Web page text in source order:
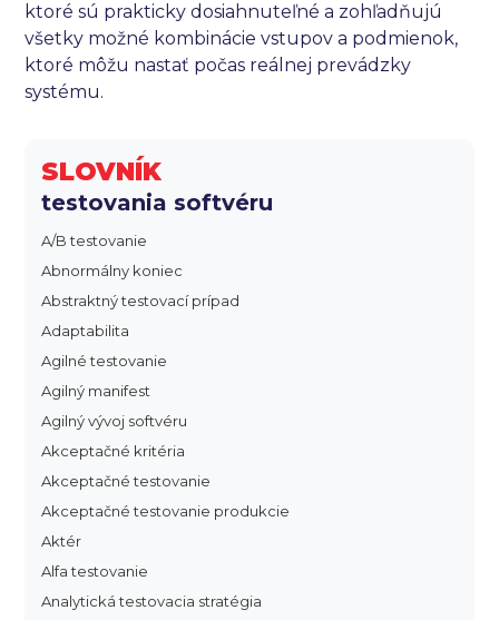
SLOVNÍK
testovania softvéru
A/B testovanie
Abnormálny koniec
Abstraktný testovací prípad
Adaptabilita
Agilné testovanie
Agilný manifest
Agilný vývoj softvéru
Akceptačné kritéria
Akceptačné testovanie
Akceptačné testovanie produkcie
Aktér
Alfa testovanie
Analytická testovacia stratégia
ktoré sú prakticky dosiahnuteľné a zohľadňujú
všetky možné kombinácie vstupov a podmienok,
ktoré môžu nastať počas reálnej prevádzky
systému.